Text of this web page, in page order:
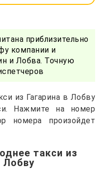
приблизительно
компании и
и Лобва. Точную
из Гагарина в Лобву
Нажмите на номер
номера произойдет
такси из
Лобву